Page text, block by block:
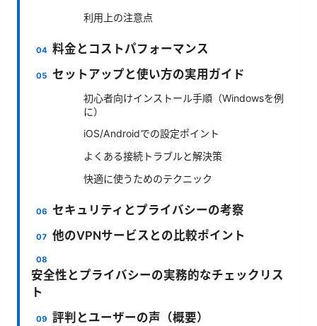
利用上の注意点
料金とコストパフォーマンス
セットアップと使い方の実用ガイド
初心者向けインストール手順（Windowsを例
に）
iOS/Androidでの設定ポイント
よくある接続トラブルと解決策
快適に使うためのテクニック
セキュリティとプライバシーの考察
他のVPNサービスとの比較ポイント
安全性とプライバシーの実務的なチェックリス
ト
評判とユーザーの声（概要）